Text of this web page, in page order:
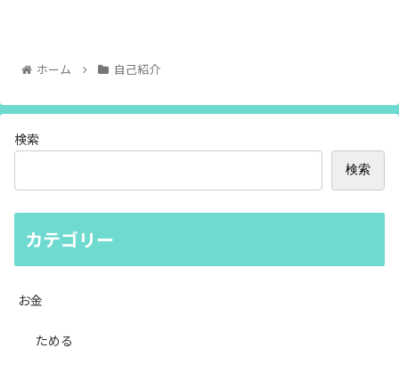
ホーム 自己紹介
検索
検索
カテゴリー
お金
ためる